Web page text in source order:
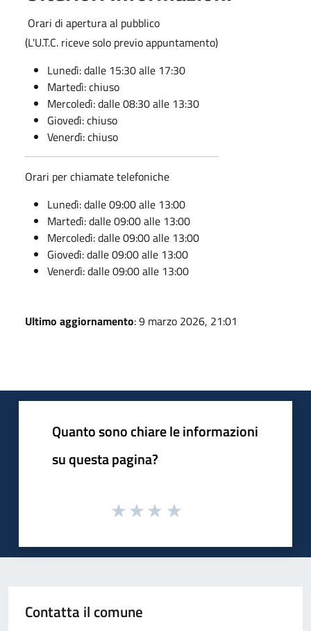
Orari di apertura al pubblico
(L'U.T.C. riceve solo previo appuntamento)
Lunedì: dalle 15:30 alle 17:30
Martedì: chiuso
Mercoledì: dalle 08:30 alle 13:30
Giovedì: chiuso
Venerdì: chiuso
Orari per chiamate telefoniche
Lunedì: dalle 09:00 alle 13:00
Martedì: dalle 09:00 alle 13:00
Mercoledì: dalle 09:00 alle 13:00
Giovedì: dalle 09:00 alle 13:00
Venerdì: dalle 09:00 alle 13:00
Ultimo aggiornamento: 9 marzo 2026, 21:01
Quanto sono chiare le informazioni
su questa pagina?
Contatta il comune